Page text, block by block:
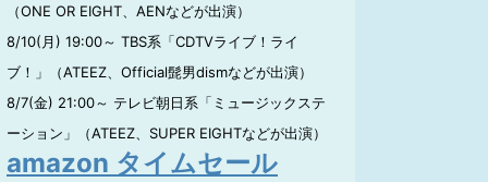
（ONE OR EIGHT、AENなどが出演）
8/10(月) 19:00～ TBS系「CDTVライブ！ライ
ブ！」（ATEEZ、Official髭男dismなどが出演）
8/7(金) 21:00～ テレビ朝日系「ミュージックステ
ーション」（ATEEZ、SUPER EIGHTなどが出演）
amazon タイムセール